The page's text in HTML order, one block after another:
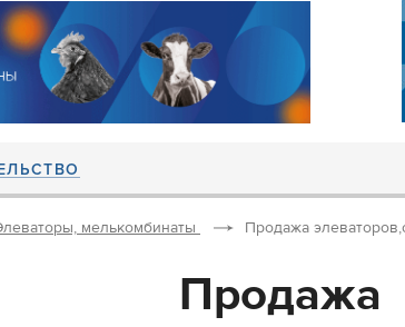
мелькомбинаты Продажа
Продажа